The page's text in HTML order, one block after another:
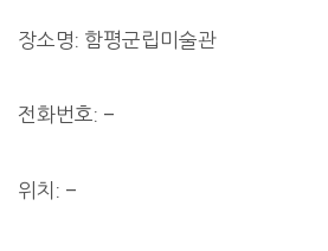
장소명: 함평군립미술관
전화번호: –
위치: –